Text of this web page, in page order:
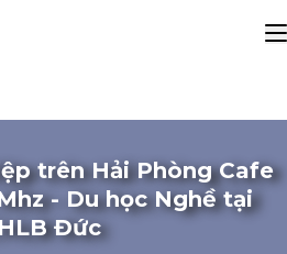
trên Hải Phòng Cafe
- Du học Nghề tại
Đức